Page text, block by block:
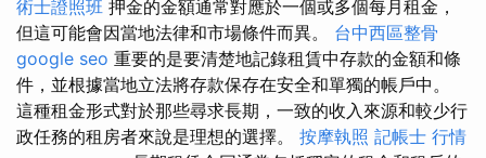
術士證照班 押金的金額通常對應於一個或多個每月租金，
但這可能會因當地法律和市場條件而異。 台中西區整骨
google seo 重要的是要清楚地記錄租賃中存款的金額和條
件，並根據當地立法將存款保存在安全和單獨的帳戶中。
這種租金形式對於那些尋求長期，一致的收入來源和較少行
政任務的租房者來說是理想的選擇。 按摩執照 記帳士 行情